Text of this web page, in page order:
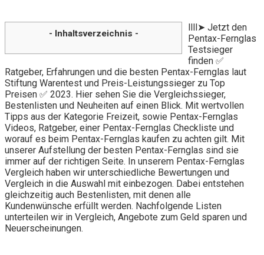
- Inhaltsverzeichnis -
llll➤ Jetzt den
Pentax-Fernglas
Testsieger
finden ✅
Ratgeber, Erfahrungen und die besten Pentax-Fernglas laut
Stiftung Warentest und Preis-Leistungssieger zu Top
Preisen ✅ 2023. Hier sehen Sie die Vergleichssieger,
Bestenlisten und Neuheiten auf einen Blick. Mit wertvollen
Tipps aus der Kategorie Freizeit, sowie Pentax-Fernglas
Videos, Ratgeber, einer Pentax-Fernglas Checkliste und
worauf es beim Pentax-Fernglas kaufen zu achten gilt. Mit
unserer Aufstellung der besten Pentax-Fernglas sind sie
immer auf der richtigen Seite. In unserem Pentax-Fernglas
Vergleich haben wir unterschiedliche Bewertungen und
Vergleich in die Auswahl mit einbezogen. Dabei entstehen
gleichzeitig auch Bestenlisten, mit denen alle
Kundenwünsche erfüllt werden. Nachfolgende Listen
unterteilen wir in Vergleich, Angebote zum Geld sparen und
Neuerscheinungen.